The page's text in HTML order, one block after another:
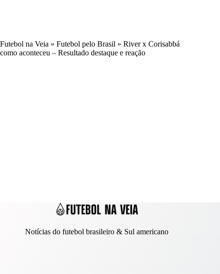
Futebol na Veia » Futebol pelo Brasil » River x Corisabbá
como aconteceu – Resultado destaque e reação
Notícias do futebol brasileiro & Sul americano